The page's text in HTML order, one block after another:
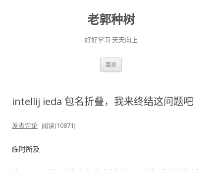
老郭种树
好好学习 天天向上
菜单
intellij ieda 包名折叠，我来终结这问题吧
发表评论 阅读(10871)
临时所及